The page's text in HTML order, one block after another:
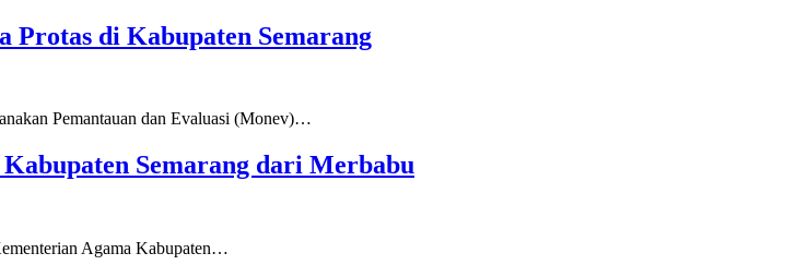
di Kabupaten Semarang
Pemantauan dan Evaluasi (Monev)…
Semarang dari Merbabu
Agama Kabupaten…